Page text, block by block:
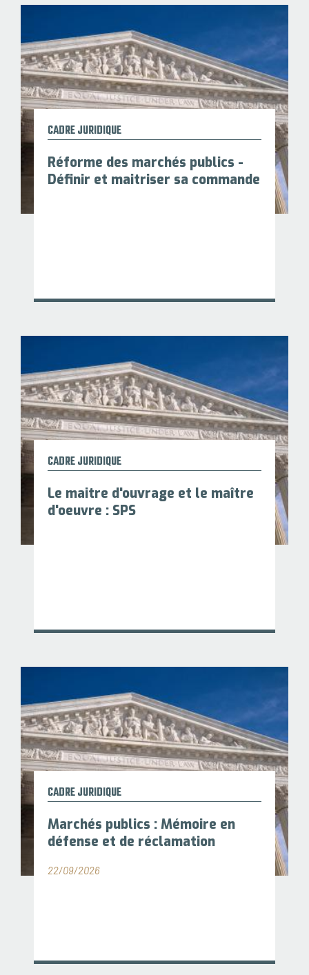
CADRE JURIDIQUE
Réforme des marchés publics -
Définir et maitriser sa commande
CADRE JURIDIQUE
Le maitre d'ouvrage et le maître
d'oeuvre : SPS
CADRE JURIDIQUE
Marchés publics : Mémoire en
défense et de réclamation
22/09/2026